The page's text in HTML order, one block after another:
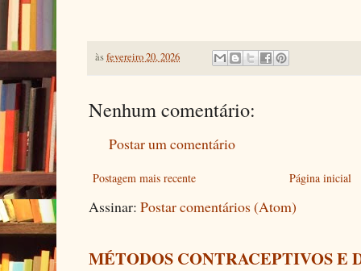
àsfevereiro 20, 2026
Nenhum comentário:
Postar um comentário
Postagem mais recente Página inicial
Assinar: Postar comentários (Atom)
MÉTODOS CONTRACEPTIVOS E